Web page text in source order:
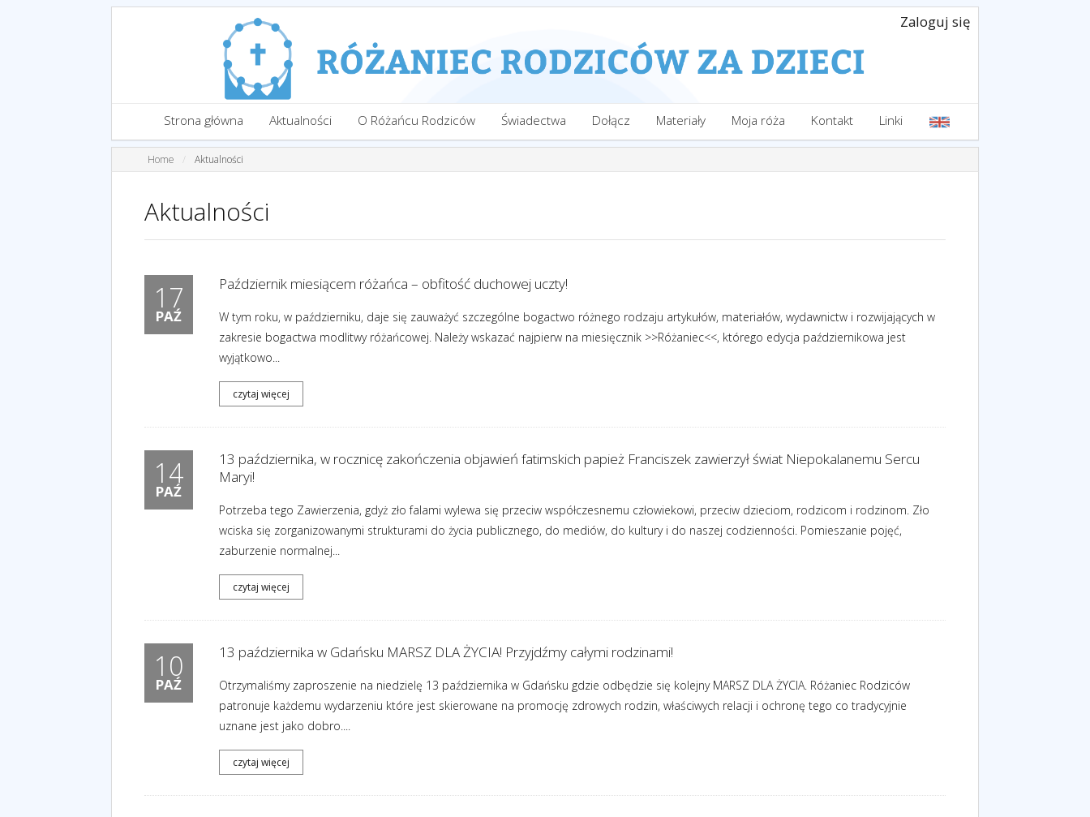
Zaloguj się
Strona główna Aktualności O Różańcu Rodziców Świadectwa Dołącz Materiały Moja róża Kontakt Linki
Home Aktualności
Aktualności
17
PAŹ
Październik miesiącem różańca – obfitość duchowej uczty!
W tym roku, w październiku, daje się zauważyć szczególne bogactwo różnego rodzaju artykułów, materiałów, wydawnictw i rozwijających w
zakresie bogactwa modlitwy różańcowej. Należy wskazać najpierw na miesięcznik >>Różaniec<<, którego edycja październikowa jest
wyjątkowo...
czytaj więcej
14
PAŹ
13 października, w rocznicę zakończenia objawień fatimskich papież Franciszek zawierzył świat Niepokalanemu Sercu
Maryi!
Potrzeba tego Zawierzenia, gdyż zło falami wylewa się przeciw współczesnemu człowiekowi, przeciw dzieciom, rodzicom i rodzinom. Zło
wciska się zorganizowanymi strukturami do życia publicznego, do mediów, do kultury i do naszej codzienności. Pomieszanie pojęć,
zaburzenie normalnej...
czytaj więcej
10
PAŹ
13 października w Gdańsku MARSZ DLA ŻYCIA! Przyjdźmy całymi rodzinami!
Otrzymaliśmy zaproszenie na niedzielę 13 października w Gdańsku gdzie odbędzie się kolejny MARSZ DLA ŻYCIA. Różaniec Rodziców
patronuje każdemu wydarzeniu które jest skierowane na promocję zdrowych rodzin, właściwych relacji i ochronę tego co tradycyjnie
uznane jest jako dobro....
czytaj więcej